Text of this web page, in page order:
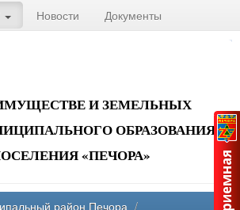
Новости Документы
И ЗЕМЕЛЬНЫХ
ОБРАЗОВАНИЯ
«ПЕЧОРА»
район Печора /